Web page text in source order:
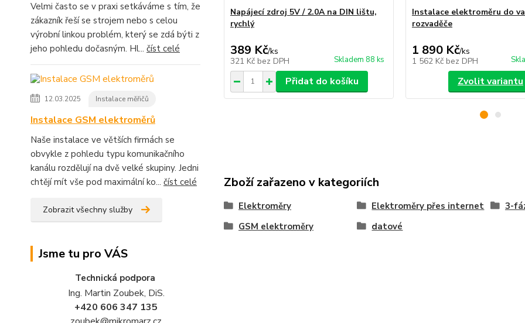
Velmi často se v praxi setkáváme s tím, že
zákazník řeší se strojem nebo s celou
výrobní linkou problém, který se zdá býti z
jeho pohledu dočasným. Hl... číst celé
12.03.2025 Instalace měřičů
Instalace GSM elektroměrů
Naše instalace ve větších firmách se
obvykle z pohledu typu komunikačního
kanálu rozdělují na dvě velké skupiny. Jedni
chtějí mít vše pod maximální ko... číst celé
Zobrazit všechny služby
Jsme tu pro VÁS
Technická podpora
Ing. Martin Zoubek, DiS.
+420 606 347 135
Napájecí zdroj 5V / 2.0A na DIN lištu,
rychlý
389 Kč/ks
321 Kč bez DPH Skladem 88 ks
Přidat do košíku
Instalace elektroměru do
rozvaděče
1 890 Kč/ks
1 562 Kč bez DPH
Zvolit variantu
Zboží zařazeno v kategoriích
Elektroměry Elektroměry přes internet 3-
GSM elektroměry
datové